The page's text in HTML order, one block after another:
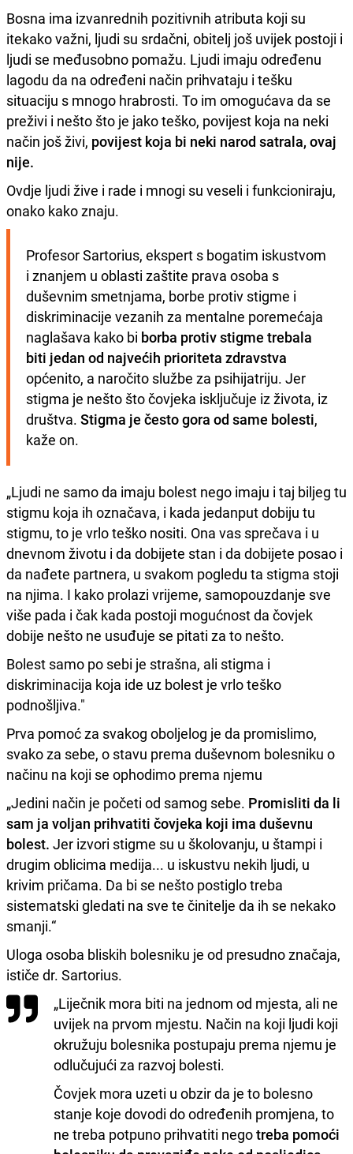
Bosna ima izvanrednih pozitivnih atributa koji su
itekako važni, ljudi su srdačni, obitelj još uvijek postoji i
ljudi se međusobno pomažu. Ljudi imaju određenu
lagodu da na određeni način prihvataju i tešku
situaciju s mnogo hrabrosti. To im omogućava da se
preživi i nešto što je jako teško, povijest koja na neki
način još živi, povijest koja bi neki narod satrala, ovaj
nije.
Ovdje ljudi žive i rade i mnogi su veseli i funkcioniraju,
onako kako znaju.
Profesor Sartorius, ekspert s bogatim iskustvom
i znanjem u oblasti zaštite prava osoba s
duševnim smetnjama, borbe protiv stigme i
diskriminacije vezanih za mentalne poremećaja
naglašava kako bi borba protiv stigme trebala
biti jedan od najvećih prioriteta zdravstva
općenito, a naročito službe za psihijatriju. Jer
stigma je nešto što čovjeka isključuje iz života, iz
društva. Stigma je često gora od same bolesti,
kaže on.
„Ljudi ne samo da imaju bolest nego imaju i taj biljeg tu
stigmu koja ih označava, i kada jedanput dobiju tu
stigmu, to je vrlo teško nositi. Ona vas sprečava i u
dnevnom životu i da dobijete stan i da dobijete posao i
da nađete partnera, u svakom pogledu ta stigma stoji
na njima. I kako prolazi vrijeme, samopouzdanje sve
više pada i čak kada postoji mogućnost da čovjek
dobije nešto ne usuđuje se pitati za to nešto.
Bolest samo po sebi je strašna, ali stigma i
diskriminacija koja ide uz bolest je vrlo teško
podnošljiva."
Prva pomoć za svakog oboljelog je da promislimo,
svako za sebe, o stavu prema duševnom bolesniku o
načinu na koji se ophodimo prema njemu
„Jedini način je početi od samog sebe. Promisliti da li
sam ja voljan prihvatiti čovjeka koji ima duševnu
bolest. Jer izvori stigme su u školovanju, u štampi i
drugim oblicima medija... u iskustvu nekih ljudi, u
krivim pričama. Da bi se nešto postiglo treba
sistematski gledati na sve te činitelje da ih se nekako
smanji.“
Uloga osoba bliskih bolesniku je od presudno značaja,
ističe dr. Sartorius.
„Liječnik mora biti na jednom od mjesta, ali ne
uvijek na prvom mjestu. Način na koji ljudi koji
okružuju bolesnika postupaju prema njemu je
odlučujući za razvoj bolesti.
Čovjek mora uzeti u obzir da je to bolesno
stanje koje dovodi do određenih promjena, to
ne treba potpuno prihvatiti negotreba pomoći